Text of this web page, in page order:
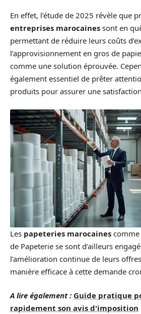
En effet, l’étude de 2025 révèle que
entreprises marocaines sont en
permettant de réduire leurs coûts
l’approvisionnement en gros de
comme une solution éprouvée.
également essentiel de prêter
produits pour assurer une
Les papeteries marocaines comme
de Papeterie se sont d’ailleurs
l’amélioration continue de leurs
manière efficace à cette demande
A lire également : Guide pratique
rapidement son avis d'imposition